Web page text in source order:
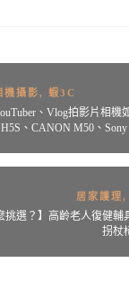
機攝影, 蝦3C
、Vlog拍影片相機
、CANON M50、
居家護理,
挑選？】高齡老人復健輔
拐杖